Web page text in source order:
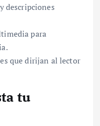
descripciones
para
que dirijan al lector
tu